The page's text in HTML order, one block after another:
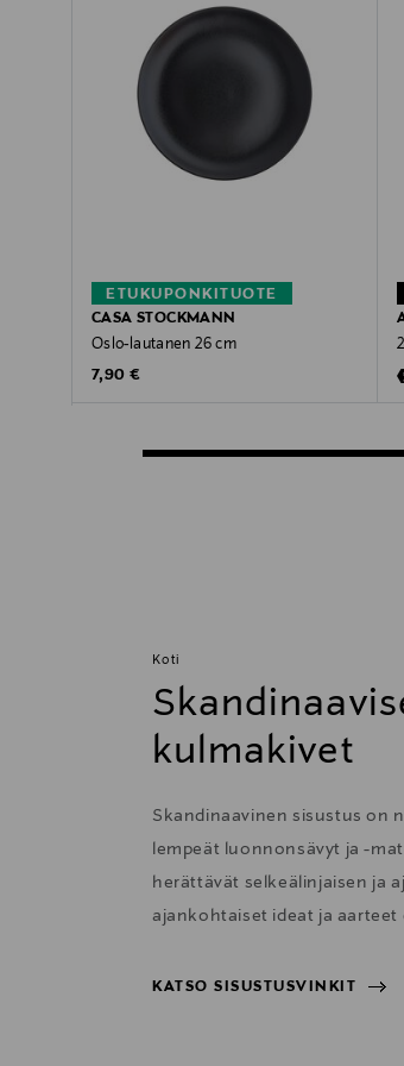
ETUKUPONKITUOTE
CASA STOCKMANN
Oslo-lautanen 26 cm
Original Price
7,90 €
Koti
kulmakivet
Skandinaavinen sisustus on
lempeät luonnonsävyt ja -
herättävät selkeälinjaisen ja
ajankohtaiset ideat ja aarteet
KATSO SISUSTUSVINKIT